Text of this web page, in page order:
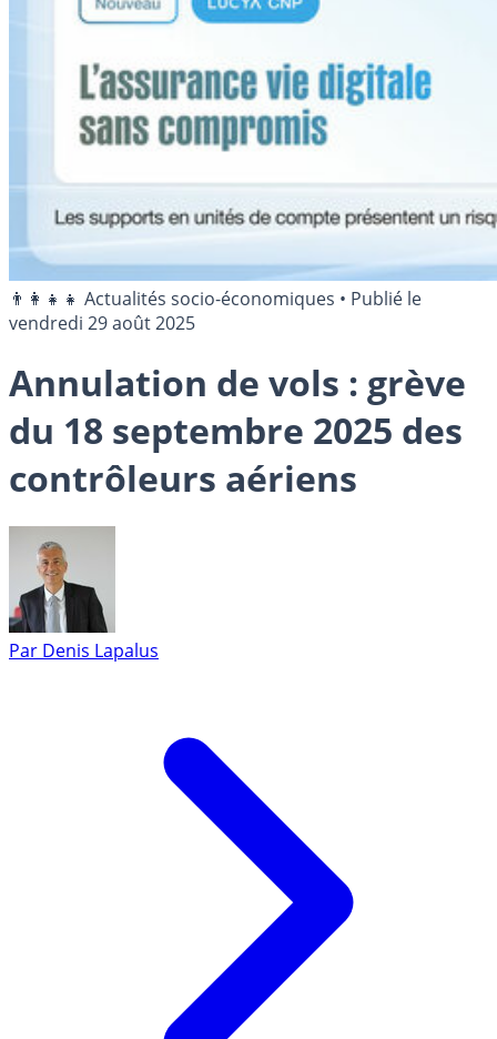
👨‍👩‍👧‍👧 Actualités socio-économiques • Publié le
vendredi 29 août 2025
Annulation de vols : grève
du 18 septembre 2025 des
contrôleurs aériens
Par Denis Lapalus